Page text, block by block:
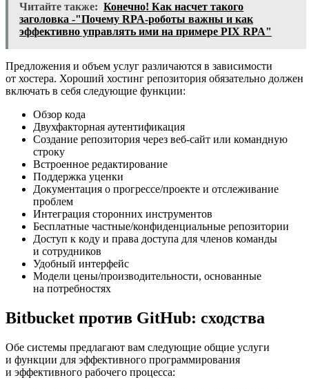
Читайте также: Конечно! Как насчет такого
заголовка -"Почему RPA-роботы важны и как
эффективно управлять ими на примере PIX RPA"
Предложения и объем услуг различаются в зависимости
от хостера. Хороший хостинг репозитория обязательно должен
включать в себя следующие функции:
Обзор кода
Двухфакторная аутентификация
Создание репозитория через веб-сайт или командную
строку
Встроенное редактирование
Поддержка уценки
Документация о прогрессе/проекте и отслеживание
проблем
Интеграция сторонних инструментов
Бесплатные частные/конфиденциальные репозитории
Доступ к коду и права доступа для членов команды
и сотрудников
Удобный интерфейс
Модели цены/производительности, основанные
на потребностях
Bitbucket против GitHub: сходства
Обе системы предлагают вам следующие общие услуги
и функции для эффективного программирования
и эффективного рабочего процесса: